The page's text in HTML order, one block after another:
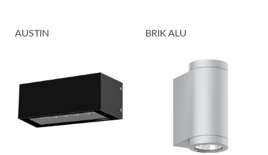
AUSTIN BRIK ALU